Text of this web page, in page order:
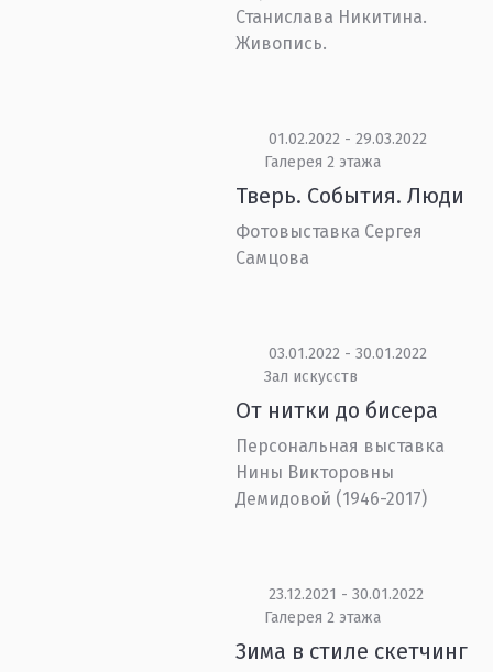
Станислава Никитина.
Живопись.
01.02.2022 - 29.03.2022
Галерея 2 этажа
Тверь. События. Люди
Фотовыставка Сергея
Самцова
03.01.2022 - 30.01.2022
Зал искусств
От нитки до бисера
Персональная выставка
Нины Викторовны
Демидовой (1946-2017)
23.12.2021 - 30.01.2022
Галерея 2 этажа
Зима в стиле скетчинг